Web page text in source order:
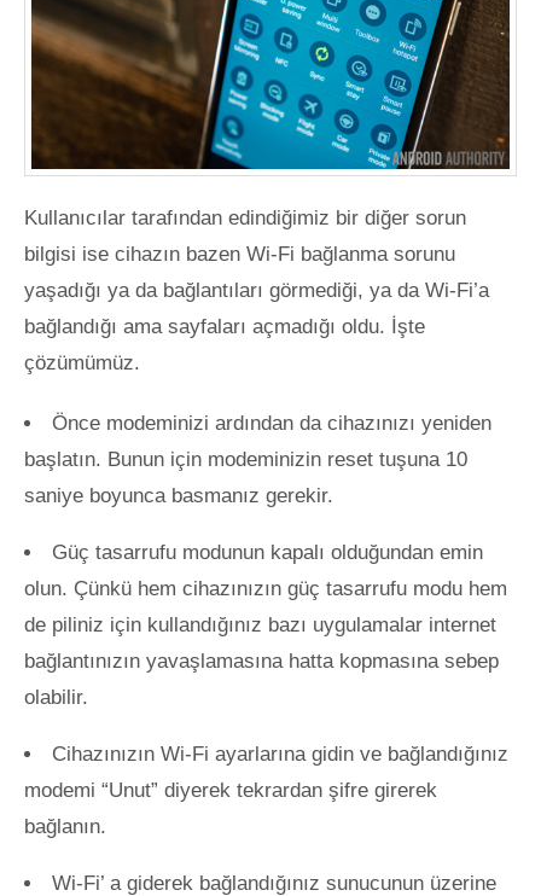
Kullanıcılar tarafından edindiğimiz bir diğer sorun
bilgisi ise cihazın bazen Wi-Fi bağlanma sorunu
yaşadığı ya da bağlantıları görmediği, ya da Wi-Fi’a
bağlandığı ama sayfaları açmadığı oldu. İşte
çözümümüz.
Önce modeminizi ardından da cihazınızı yeniden
başlatın. Bunun için modeminizin reset tuşuna 10
saniye boyunca basmanız gerekir.
Güç tasarrufu modunun kapalı olduğundan emin
olun. Çünkü hem cihazınızın güç tasarrufu modu hem
de piliniz için kullandığınız bazı uygulamalar internet
bağlantınızın yavaşlamasına hatta kopmasına sebep
olabilir.
Cihazınızın Wi-Fi ayarlarına gidin ve bağlandığınız
modemi “Unut” diyerek tekrardan şifre girerek
bağlanın.
Wi-Fi’ a giderek bağlandığınız sunucunun üzerine